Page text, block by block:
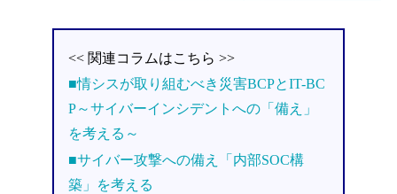
<< 関連コラムはこちら >>
■情シスが取り組むべき災害BCPとIT-BC
P～サイバーインシデントへの「備え」
を考える～
■サイバー攻撃への備え「内部SOC構
築」を考える